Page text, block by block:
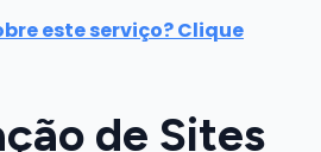
este serviço? Clique
de Sites